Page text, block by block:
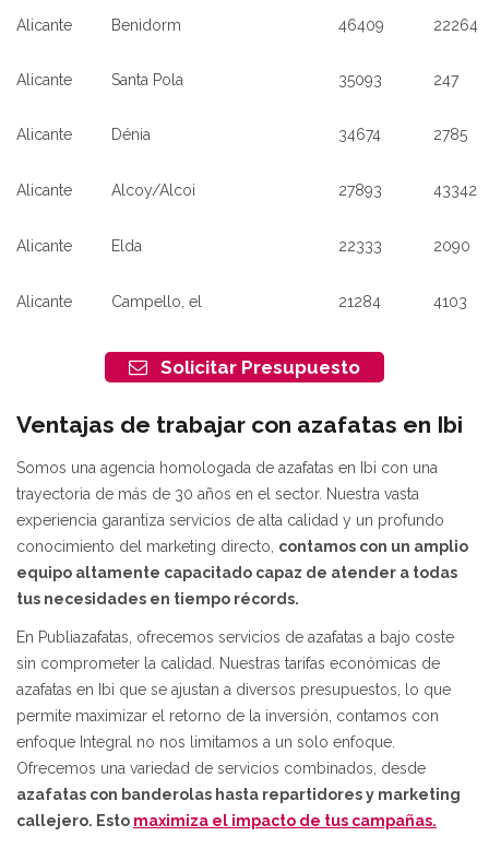
Alicante Benidorm 46409 22264
Alicante Santa Pola 35093 247
Alicante Dénia 34674 2785
Alicante Alcoy/Alcoi 27893 43342
Alicante Elda 22333 2090
Alicante Campello, el 21284 4103
Solicitar Presupuesto
Ventajas de trabajar con azafatas en Ibi
Somos una agencia homologada de azafatas en Ibi con una
trayectoria de más de 30 años en el sector. Nuestra vasta
experiencia garantiza servicios de alta calidad y un profundo
conocimiento del marketing directo, contamos con un amplio
equipo altamente capacitado capaz de atender a todas
tus necesidades en tiempo récords.
En Publiazafatas, ofrecemos servicios de azafatas a bajo coste
sin comprometer la calidad. Nuestras tarifas económicas de
azafatas en Ibi que se ajustan a diversos presupuestos, lo que
permite maximizar el retorno de la inversión, contamos con
enfoque Integral no nos limitamos a un solo enfoque.
Ofrecemos una variedad de servicios combinados, desde
azafatas con banderolas hasta repartidores y marketing
callejero. Esto maximiza el impacto de tus campañas.